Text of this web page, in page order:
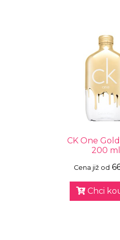
CK One
200 ml
Cena již od
Chci